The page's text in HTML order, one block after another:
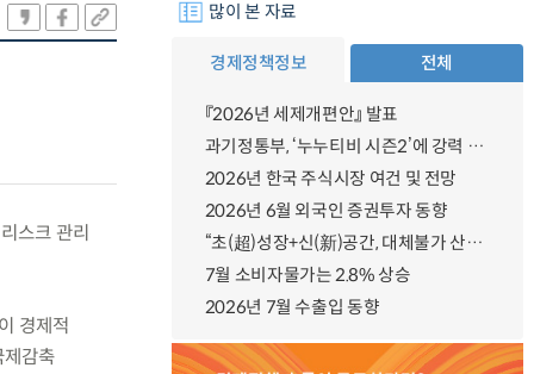
스크 관리
경제적
감축
많이 본 자료
경제정책정보 전체
『2026년 세제개편안』 발표
과기정통부, ‘누누티비 시즌2’에 강력 대응 의지 밝혀
2026년 한국 주식시장 여건 및 전망
2026년 6월 외국인 증권투자 동향
“초(超)성장+신(新)공간, 대체불가 산업강국”
7월 소비자물가는 2.8% 상승
2026년 7월 수출입 동향